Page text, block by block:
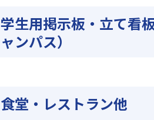
学生用掲示板・立て看
ャンパス）
食堂・レストラン他